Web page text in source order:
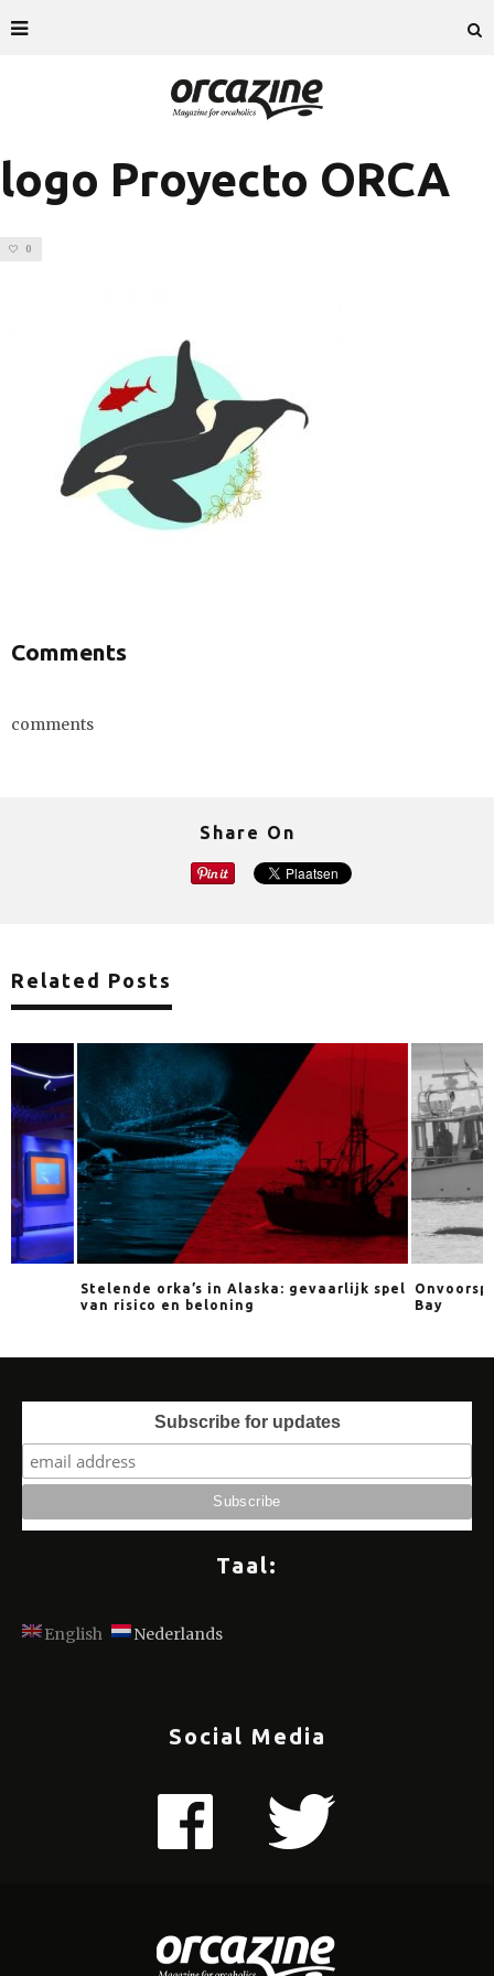
logo Proyecto ORCA
0
Comments
comments
Share On
Related Posts
Stelende orka’s in Alaska: gevaarlijk spel
van risico en beloning
Onvoorspelbare
Subscribe for updates
Taal:
English Nederlands
Social Media